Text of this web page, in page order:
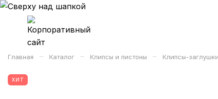
Главная – Каталог – Клипсы и пистоны – Клипсы-
ХИТ